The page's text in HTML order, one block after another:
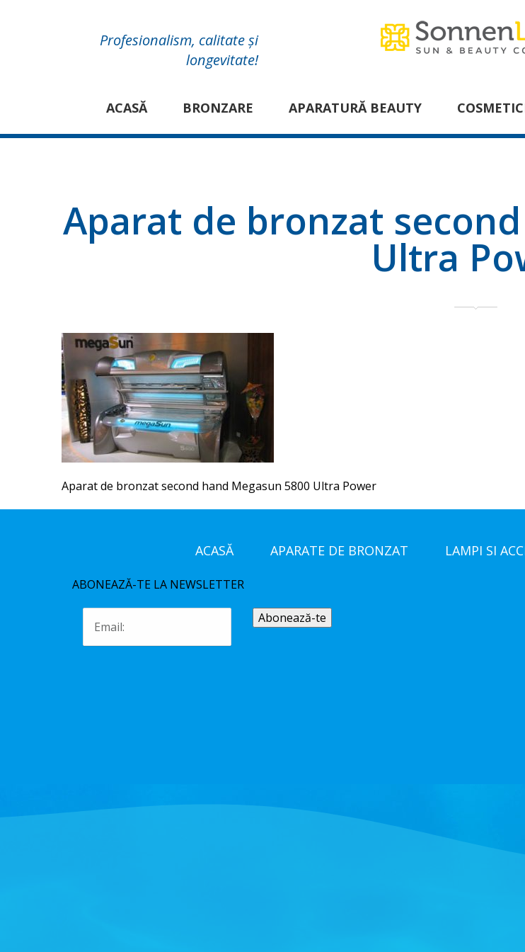
Profesionalism, calitate și
longevitate!
ACASĂ BRONZARE APARATURĂ BEAUTY
Aparat de bronzat
Ultra
Aparat de bronzat second hand Megasun 5800 Ultra Power
ACASĂ APARATE DE BRONZAT LAMPI SI
ABONEAZĂ-TE LA NEWSLETTER